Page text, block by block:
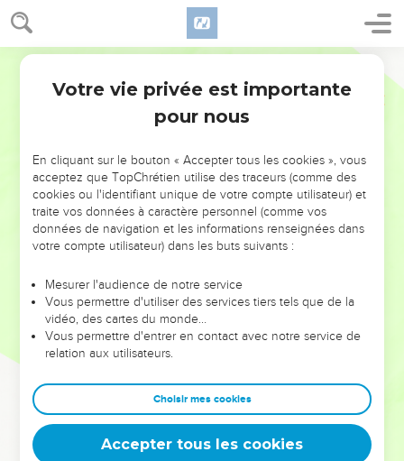
NE MANQUEZ PAS L’ÉVÉNEMENT
DE L’ANNÉE !
ET SI LEURS ERREURS POUVAIENT VOUS ÉVITER LES
VOTRES ?
leur foi ou leur vision. Mais on voit moins les doutes, les erreurs
et les saisons difficiles qu'ils ont traversés, alors même que ce
sont elles qui les ont façonnés.
Dans cette conférence, leaders, entrepreneurs, et responsables
clés pour avancer avec plus de sagesse afin que leurs erreurs
deviennent vos tremplins. Que vous guidiez un ministère, une
équipe, un groupe ou une famille, leur expérience est faite
Votre vie privée est importante
pour nous
En cliquant sur le bouton « Accepter tous les cookies », vous
acceptez que TopChrétien utilise des traceurs (comme des
cookies ou l'identifiant unique de votre compte utilisateur) et
traite vos données à caractère personnel (comme vos
données de navigation et les informations renseignées dans
votre compte utilisateur) dans les buts suivants :
Mesurer l'audience de notre service
Vous permettre d'utiliser des services tiers tels que de la
vidéo, des cartes du monde…
Vous permettre d'entrer en contact avec notre service de
relation aux utilisateurs.
Choisir mes cookies
Accepter tous les cookies